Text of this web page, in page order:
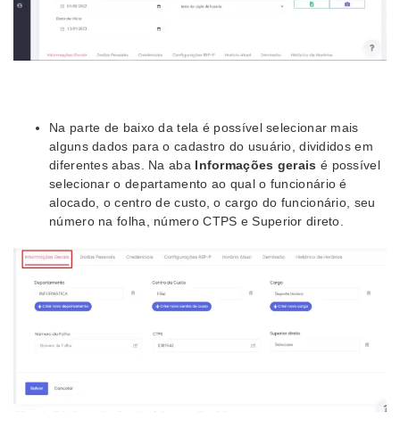
Na parte de baixo da tela é possível selecionar mais
alguns dados para o cadastro do usuário, divididos em
diferentes abas. Na aba Informações gerais é possível
selecionar o departamento ao qual o funcionário é
alocado, o centro de custo, o cargo do funcionário, seu
número na folha, número CTPS e Superior direto.